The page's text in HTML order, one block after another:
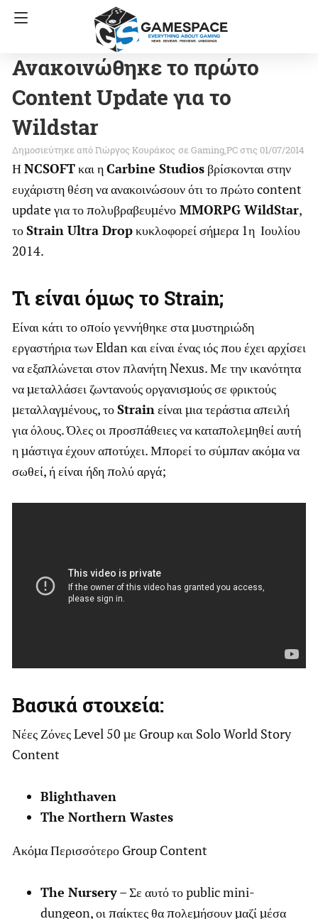
Ανακοινώθηκε το πρώτο
Content Update για το
Wildstar
Γιώργος Κουράκος σε GamingPCστις 01/07/2014
ΗNCSOFTκαι ηCarbine Studios βρίσκονται στην
ευχάριστη θέση να ανακοινώσουν ότι το πρώτο content
update για το πολυβραβευμένο MMORPG WildStar,
τοStrain Ultra Dropκυκλοφορεί σήμερα 1η Ιουλίου
2014.
Τι είναι όμως το Strain;
Είναι κάτι το οποίο γεννήθηκε στα μυστηριώδη
εργαστήρια των Eldan και είναι ένας ιός που έχει αρχίσει
να εξαπλώνεται στον πλανήτη Nexus. Με την ικανότητα
να μεταλλάσει ζωντανούς οργανισμούς σε φρικτούς
μεταλλαγμένους, τοStrainείναι μια τεράστια απειλή
για όλους. Όλες οι προσπάθειες να καταπολεμηθεί αυτή
η μάστιγα έχουν αποτύχει. Μπορεί το σύμπαν ακόμα να
σωθεί, ή είναι ήδη πολύ αργά;
Βασικά στοιχεία:
Νέες Ζόνες Level 50 με Group και Solo World Story
Content
Blighthaven
The Northern Wastes
Ακόμα Περισσότερο Group Content
The Nursery– Σε αυτό το public mini-
dungeon, οι παίκτες θα πολεμήσουν μαζί μέσα